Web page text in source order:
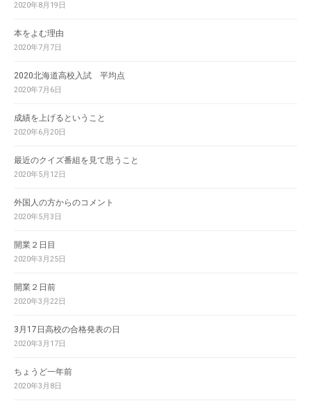
2020年8月19日
本をよむ理由
2020年7月7日
2020北海道高校入試 平均点
2020年7月6日
成績を上げるということ
2020年6月20日
最近のクイズ番組を見て思うこと
2020年5月12日
外国人の方からのコメント
2020年5月3日
開業２日目
2020年3月25日
開業２日前
2020年3月22日
3月17日高校の合格発表の日
2020年3月17日
ちょうど一年前
2020年3月8日